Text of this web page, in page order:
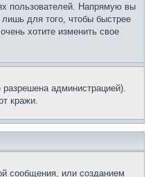
пользователей. Напрямую вы
для того, чтобы быстрее
хотите изменить свое
администрацией).
кражи.
сообщения, или созданием